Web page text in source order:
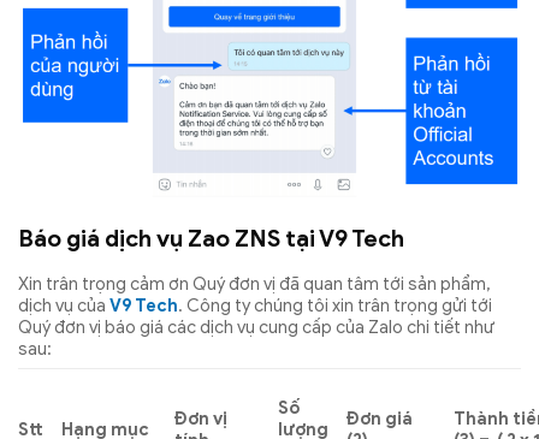
Báo giá dịch vụ Zao ZNS tại V9 Tech
Xin trân trọng cảm ơn Quý đơn vị đã quan tâm tới sản phẩm,
dịch vụ của V9 Tech. Công ty chúng tôi xin trân trọng gửi tới
Quý đơn vị báo giá các dịch vụ cung cấp của Zalo chi tiết như
sau:
Stt Hạng mục
Đơn vị
Số
lượng
Đơn giá
Thành